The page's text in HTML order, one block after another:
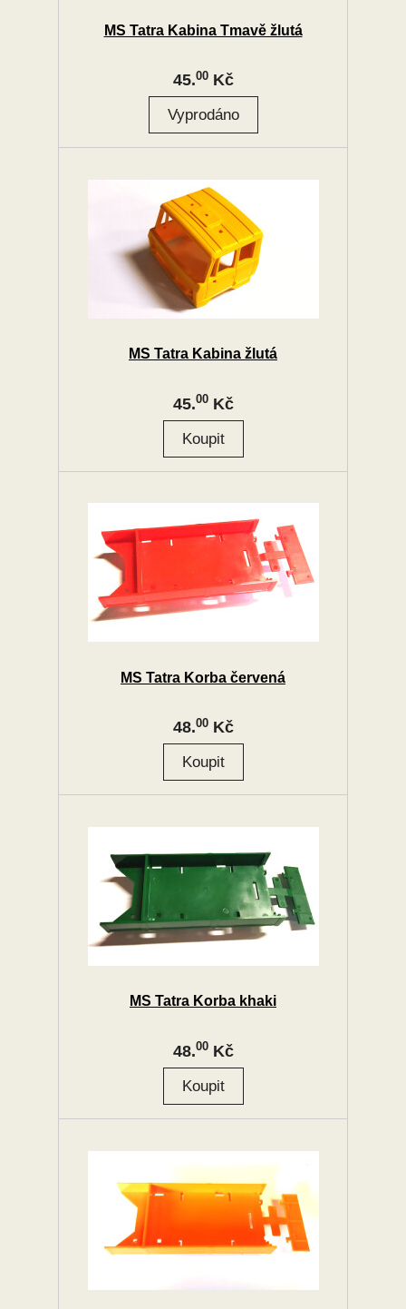
MS Tatra Kabina Tmavě žlutá
45.00Kč
MS Tatra Kabina žlutá
45.00Kč
MS Tatra Korba červená
48.00Kč
MS Tatra Korba khaki
48.00Kč